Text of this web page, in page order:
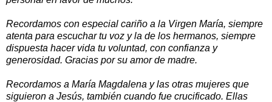
Recordamos con especial cariño a la Virgen María, siempre
atenta para escuchar tu voz y la de los hermanos, siempre
dispuesta hacer vida tu voluntad, con confianza y
generosidad. Gracias por su amor de madre.
Recordamos a María Magdalena y las otras mujeres que
siguieron a Jesús, también cuando fue crucificado. Ellas